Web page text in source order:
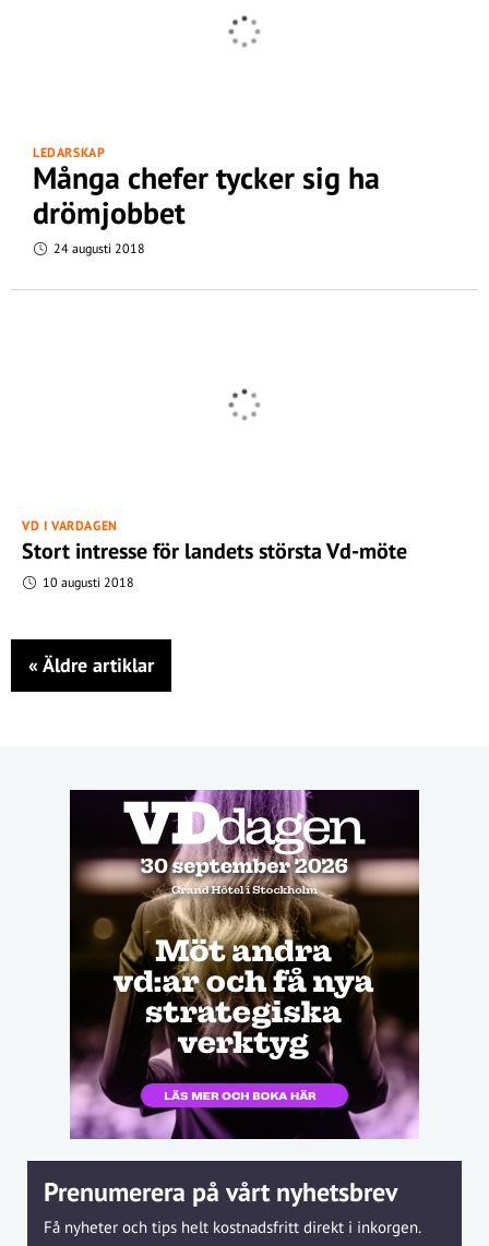
LEDARSKAP
Många chefer tycker sig ha
drömjobbet
24 augusti 2018
VD I VARDAGEN
Stort intresse för landets största Vd-möte
10 augusti 2018
« Äldre artiklar
Prenumerera på vårt nyhetsbrev
Få nyheter och tips helt kostnadsfritt direkt i inkorgen.